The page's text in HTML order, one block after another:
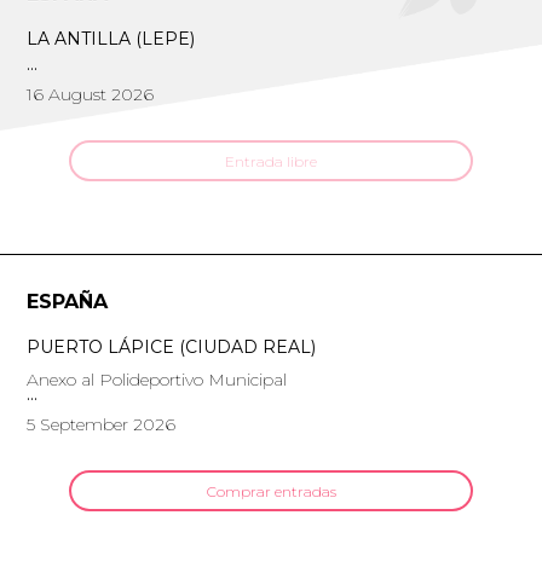
LA ANTILLA (LEPE)
16 August 2026
Entrada libre
ESPAÑA
PUERTO LÁPICE (CIUDAD REAL)
Anexo al Polideportivo Municipal
5 September 2026
Comprar entradas